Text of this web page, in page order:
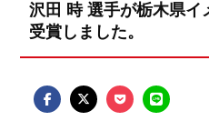
沢田 時 選手が栃木県イ
受賞しました。